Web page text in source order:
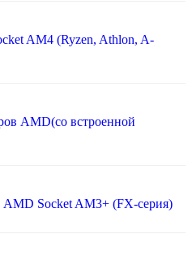
AM4 (Ryzen, Athlon, A-
AMD(со встроенной
AMD Socket AM3+ (FX-серия)